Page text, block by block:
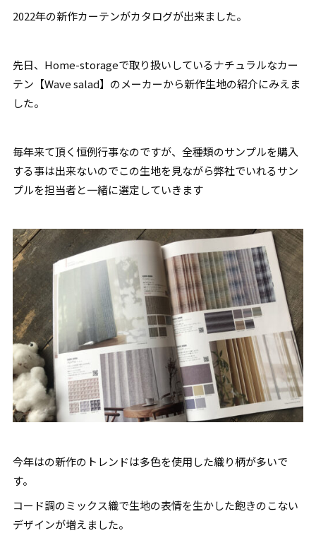
2022年の新作カーテンがカタログが出来ました。
先日、Home-storageで取り扱いしているナチュラルなカー
テン【Wave salad】のメーカーから新作生地の紹介にみえま
した。
毎年来て頂く恒例行事なのですが、全種類のサンプルを購入
する事は出来ないのでこの生地を見ながら弊社でいれるサン
プルを担当者と一緒に選定していきます
今年はの新作のトレンドは多色を使用した織り柄が多いで
す。
コード調のミックス織で生地の表情を生かした飽きのこない
デザインが増えました。